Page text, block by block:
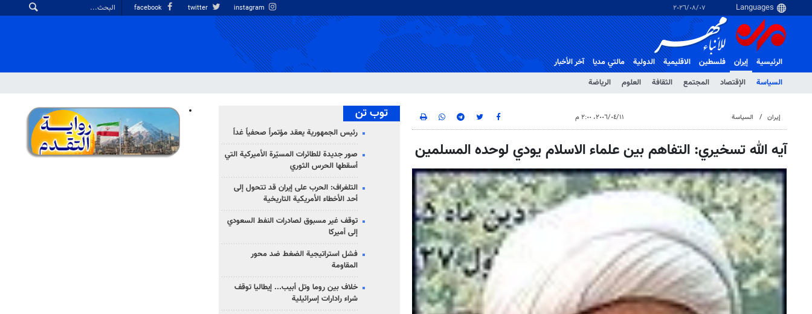
٠٧‏/٠٨‏/٢٠٢٦
الرئيسية
إيران
السياسة
الإقتصاد المجتمع الثقافة العلوم الرياضة
فلسطین الاقلیمیة الدولية مالتي مدیا آخر الأخبار
إيران السياسة ١١‏/٠٤‏/٢٠٠٦، ٢:٠٠ م
آيه الله تسخيري: التفاهم بين علماء الاسلام يودي لوحده المسلمين
توب تن
رئيس الجمهورية يعقد مؤتمراً صحفياً غداً
صور جديدة للطائرات المسيّرة الأميركية التي
أسقطها الحرس الثوري
التلغراف: الحرب على إيران قد تتحول إلى
أحد الأخطاء الأمريكية التاريخية
توقف غير مسبوق لصادرات النفط السعودي
إلى أميركا
فشل استراتيجية الضغط ضد محور
المقاومة
خلاف بين روما وتل أبيب... إيطاليا توقف
شراء رادارات إسرائيلية